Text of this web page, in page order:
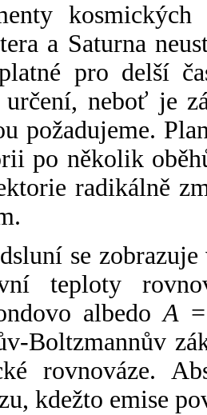
a Saturna
pro delší
neboť je
požadujeme.
po několik
radikálně
se
teploty
albedoA
Boltzmannův
rovnováze.
kdežto emise